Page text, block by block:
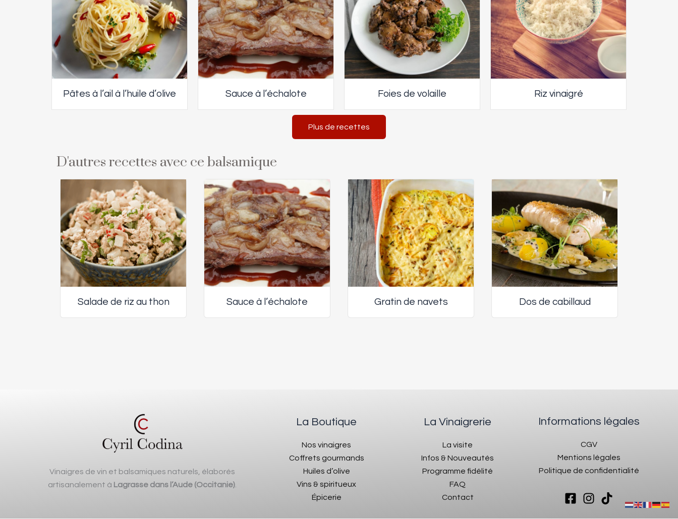
Pâtes à l’ail à l’huile d’olive Sauce à l’échalote Foies de volaille Riz vinaigré
Plus de recettes
D'autres recettes avec ce balsamique
Salade de riz au thon Sauce à l’échalote Gratin de navets Dos de cabillaud
Vinaigres de vin et balsamiques naturels, élaborés
artisanalement à Lagrasse dans l’Aude (Occitanie)
La Boutique
Nos vinaigres
Coffrets gourmands
Huiles d’olive
Vins & spiritueux
Épicerie
La Vinaigrerie
La visite
Infos & Nouveautés
Programme fidélité
FAQ
Contact
Informations légales
CGV
Mentions légales
Politique de confidentialité